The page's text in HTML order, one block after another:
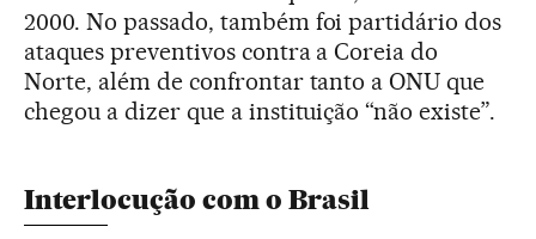
2000. No passado, também foi partidário dos
ataques preventivos contra a Coreia do
Norte, além de confrontar tanto a ONU que
chegou a dizer que a instituição “não existe”.
Interlocução com o Brasil